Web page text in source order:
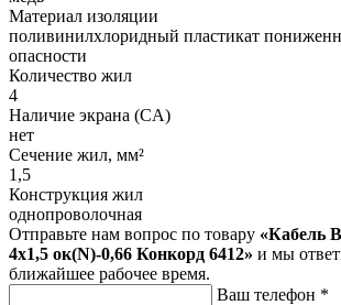
Материал изоляции
поливинилхлоридный пластикат
опасности
Количество жил
4
Наличие экрана (CA)
нет
Сечение жил, мм²
1,5
Конструкция жил
однопроволочная
Отправьте нам вопрос по товару «Кабель
4х1,5 ок(N)-0,66 Конкорд 6412» и мы
ближайшее рабочее время.
Ваш телефон *